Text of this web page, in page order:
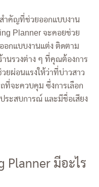
ำคัญที่ช่วยออกแบบงาน
Planner จะคอยช่วย
อกแบบงานแต่ง ติดตาม
นรวงต่าง ๆ ที่คุณต้องการ
ยผ่อนแรงให้ว่าที่บ่าวสาว
ที่จะควบคุม ซึ่งการเลือก
ระสบการณ์ และมีชื่อเสียง
Planner มีอะไร